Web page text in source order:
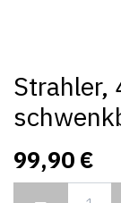
Strahler,
99,90 €